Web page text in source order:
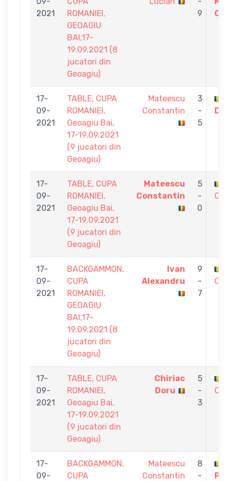
2021
ROMANIEI,
GEOAGIU
BAI,17-
19.09.2021 (8
jucatori din
Geoagiu)
9
17-
09-
2021
TABLE, CUPA
ROMANIEI,
Geoagiu Bai,
17-19.09.2021
(9 jucatori din
Geoagiu)
Mateescu
Constantin
3
-
5
17-
09-
2021
TABLE, CUPA
ROMANIEI,
Geoagiu Bai,
17-19.09.2021
(9 jucatori din
Geoagiu)
Mateescu
Constantin
5
-
0
17-
09-
2021
BACKGAMMON,
CUPA
ROMANIEI,
GEOAGIU
BAI,17-
19.09.2021 (8
jucatori din
Geoagiu)
Ivan
Alexandru
9
-
7
17-
09-
2021
TABLE, CUPA
ROMANIEI,
Geoagiu Bai,
17-19.09.2021
(9 jucatori din
Geoagiu)
Chiriac
Doru
5
-
3
17-
09-
BACKGAMMON,
CUPA
Mateescu
Constantin
8
-